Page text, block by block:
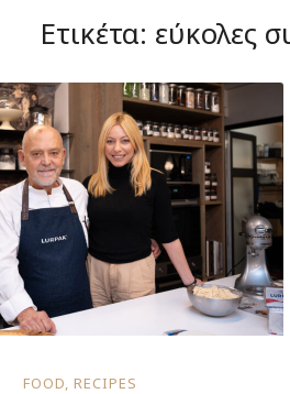
Ετικέτα: εύκολες
FOOD, RECIPES